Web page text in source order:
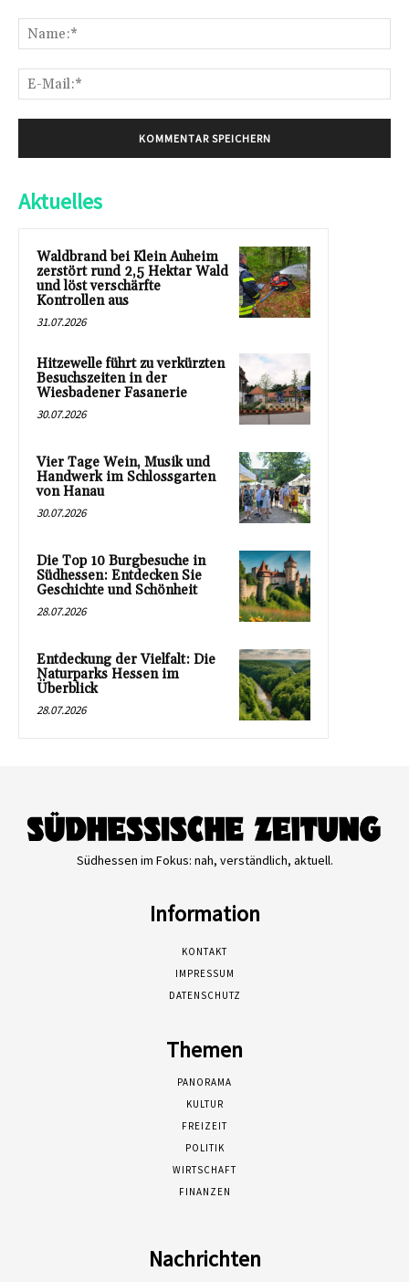
Aktuelles
Waldbrand bei Klein Auheim
zerstört rund 2,5 Hektar Wald
und löst verschärfte
Kontrollen aus
31.07.2026
Hitzewelle führt zu verkürzten
Besuchszeiten in der
Wiesbadener Fasanerie
30.07.2026
Vier Tage Wein, Musik und
Handwerk im Schlossgarten
von Hanau
30.07.2026
Die Top 10 Burgbesuche in
Südhessen: Entdecken Sie
Geschichte und Schönheit
28.07.2026
Entdeckung der Vielfalt: Die
Naturparks Hessen im
Überblick
28.07.2026
Südhessen im Fokus: nah, verständlich, aktuell.
Information
KONTAKT
IMPRESSUM
DATENSCHUTZ
Themen
PANORAMA
KULTUR
FREIZEIT
POLITIK
WIRTSCHAFT
FINANZEN
Nachrichten